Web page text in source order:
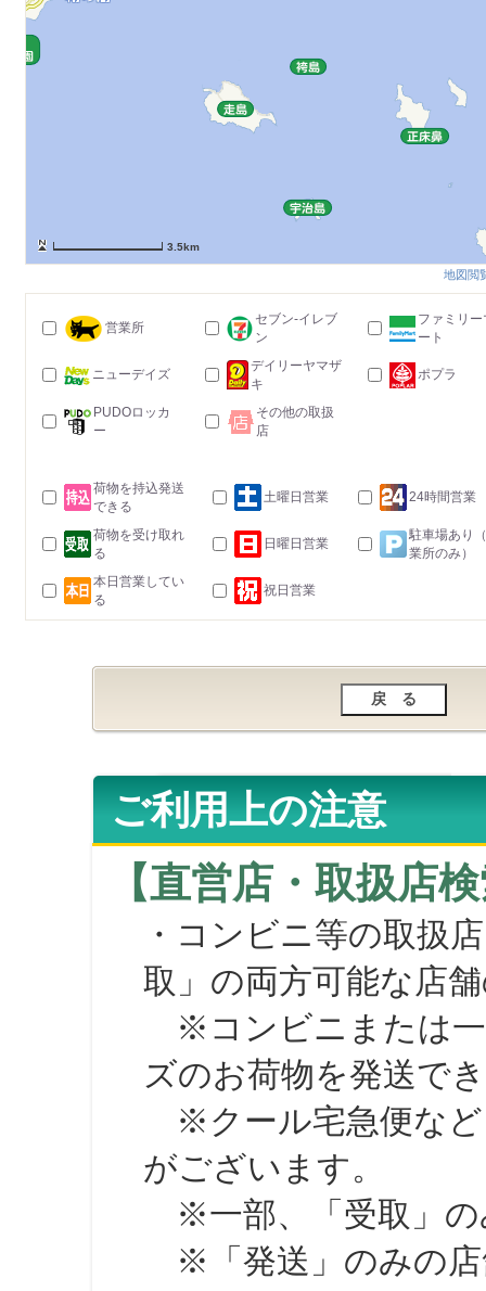
3.5km
地図閲
営業所
セブン-イレブ
ン
ファミリー
ート
ニューデイズ
デイリーヤマザ
キ
ポプラ
PUDOロッカ
ー
その他の取扱
店
荷物を持込発送
できる
土曜日営業 24時間営業
荷物を受け取れ
る
日曜日営業
駐車場あり
業所のみ）
本日営業してい
る
祝日営業
ご利用上の注意
【直営店・取扱店
・コンビニ等の取扱
取」の両方可能な店
※コンビニまたは一
ズのお荷物を発送で
※クール宅急便など
がございます。
※一部、「受取」の
※「発送」のみの店